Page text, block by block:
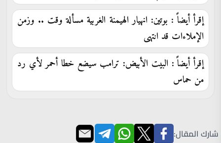
إقرأ أيضاً : بوتين: انهيار الهيمنة الغربية مسألة وقت .. وزمن
الإملاءات قد انتهى
إقرأ أيضاً : البيت الأبيض: ترامب سيضع خطا أحمر لأي رد
من حماس
شارك المقال: